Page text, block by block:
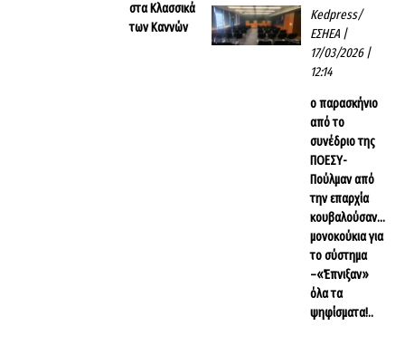
στα Κλασσικά
των Καννών
Kedpress/
ΕΣΗΕΑ|
17/03/2026 |
12:14
ο παρασκήνιο
από το
συνέδριο της
ΠΟΕΣΥ-
Πούλμαν από
την επαρχία
κουβαλούσαν…
μονοκούκια για
το σύστημα
–«Έπνιξαν»
όλα τα
ψηφίσματα!..